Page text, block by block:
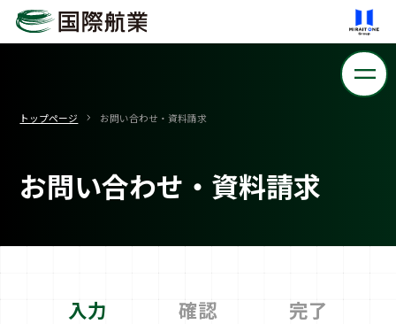
トップページ お問い合わせ・資料請求
お問い合わせ・資料請求
入力 確認 完了